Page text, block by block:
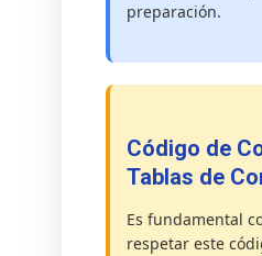
preparación.
Código de
Tablas de
Es fundamental
respetar este